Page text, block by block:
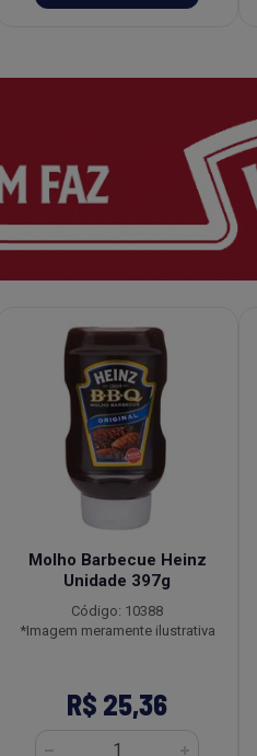
Molho Barbecue Heinz
Unidade 397g
Código: 10388
*Imagem meramente ilustrativa
R$ 25,36